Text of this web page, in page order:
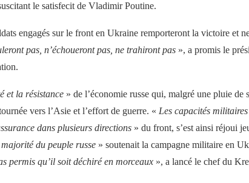
le satisfecit de Vladimir Poutine.
engagés sur le front en Ukraine remporteront la victoire et
pas, n’échoueront pas, ne trahiront pas », a promis le
et la résistance » de l’économie russe qui, malgré une pluie de
vers l’Asie et l’effort de guerre. « Les capacités
dans plusieurs directions » du front, s’est ainsi réjoui
majorité du peuple russe » soutenait la campagne militaire en
permis qu’il soit déchiré en morceaux », a lancé le chef du